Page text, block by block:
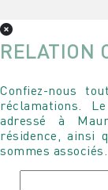
RELATION
Confiez-nous
réclamations.
adressé à
résidence, ainsi
sommes associés.